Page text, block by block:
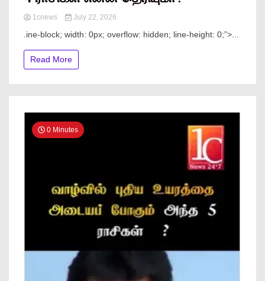
1cnews July 22, 2026
.ine-block; width: 0px; overflow: hidden; line-height: 0;”> ...
Read More
0 Minutes